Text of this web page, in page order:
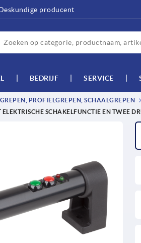
producent
BEDRIJF SERVICE
PROFIELGREPEN, SCHAALGREPEN
ELEKTRISCHE SCHAKELFUNCTIE EN TWEE